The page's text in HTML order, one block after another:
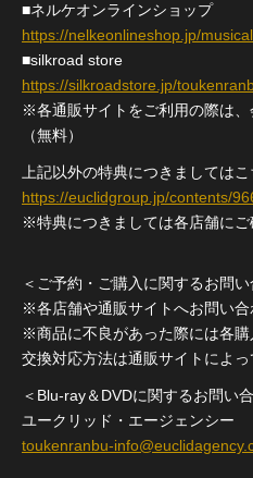
■ネルケオンラインショップ
https://nelkeonlineshop.jp/
■silkroad store
https://silkroadstore.jp/
※各通販サイトをご利用の際は、
（無料）
上記以外の特典につきましては
https://euclidgroup.jp/contents/
※特典につきましては各店舗にご
＜ご予約・ご購入に関するお問い
※各店舗や通販サイトへお問い合
※商品に不良があった際には各購
交換対応方法は通販サイトによっ
＜Blu-ray＆DVDに関するお問い
ユークリッド・エージェンシー
toukenranbu-